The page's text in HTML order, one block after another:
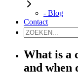
- Blog
Contact
What is a
and when